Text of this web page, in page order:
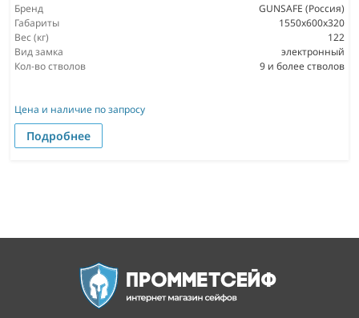
Бренд
GUNSAFE (Россия)
Габариты
1550x600x320
Вес (кг)
122
Вид замка
электронный
Кол-во стволов
9 и более стволов
Цена и наличие по запросу
Подробнее